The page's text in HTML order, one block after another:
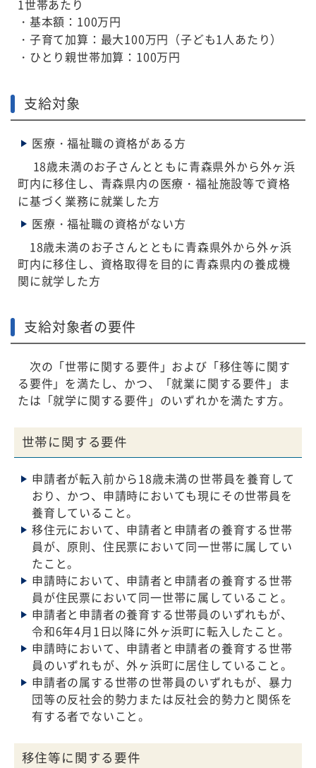
1世帯あたり
・基本額：100万円
・子育て加算：最大100万円（子ども1人あたり）
・ひとり親世帯加算：100万円
支給対象
医療・福祉職の資格がある方
18歳未満のお子さんとともに青森県外から外ヶ浜
町内に移住し、青森県内の医療・福祉施設等で資格
に基づく業務に就業した方
医療・福祉職の資格がない方
18歳未満のお子さんとともに青森県外から外ヶ浜
町内に移住し、資格取得を目的に青森県内の養成機
関に就学した方
支給対象者の要件
次の「世帯に関する要件」および「移住等に関す
る要件」を満たし、かつ、「就業に関する要件」ま
たは「就学に関する要件」のいずれかを満たす方。
世帯に関する要件
申請者が転入前から18歳未満の世帯員を養育して
おり、かつ、申請時においても現にその世帯員を
養育していること。
移住元において、申請者と申請者の養育する世帯
員が、原則、住民票において同一世帯に属してい
たこと。
申請時において、申請者と申請者の養育する世帯
員が住民票において同一世帯に属していること。
申請者と申請者の養育する世帯員のいずれもが、
令和6年4月1日以降に外ヶ浜町に転入したこと。
申請時において、申請者と申請者の養育する世帯
員のいずれもが、外ヶ浜町に居住していること。
申請者の属する世帯の世帯員のいずれもが、暴力
団等の反社会的勢力または反社会的勢力と関係を
有する者でないこと。
移住等に関する要件